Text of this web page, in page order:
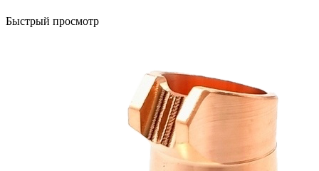
Быстрый просмотр